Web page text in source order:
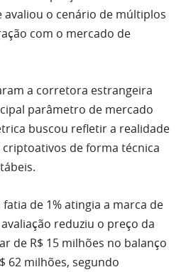
avaliou o cenário de múltiplos
com o mercado de
a corretora estrangeira
parâmetro de mercado
buscou refletir a realidade
de forma técnica
de 1% atingia a marca de
reduziu o preço da
de R$ 15 milhões no balanço
62 milhões, segundo